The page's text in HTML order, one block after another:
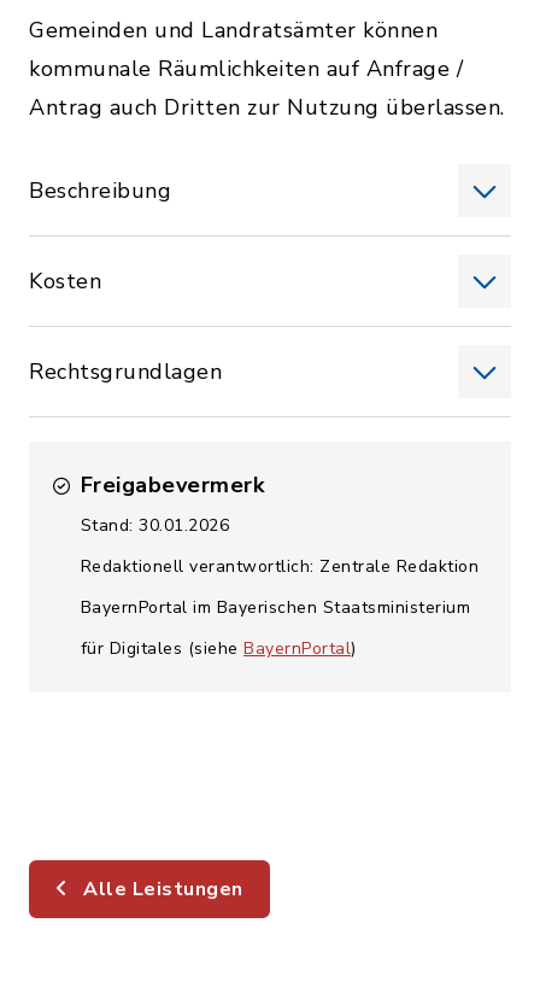
Gemeinden und Landratsämter können
kommunale Räumlichkeiten auf Anfrage /
Antrag auch Dritten zur Nutzung überlassen.
Beschreibung
Kosten
Rechtsgrundlagen
Freigabevermerk
Stand: 30.01.2026
Redaktionell verantwortlich: Zentrale Redaktion
BayernPortal im Bayerischen Staatsministerium
für Digitales (siehe BayernPortal)
Alle Leistungen